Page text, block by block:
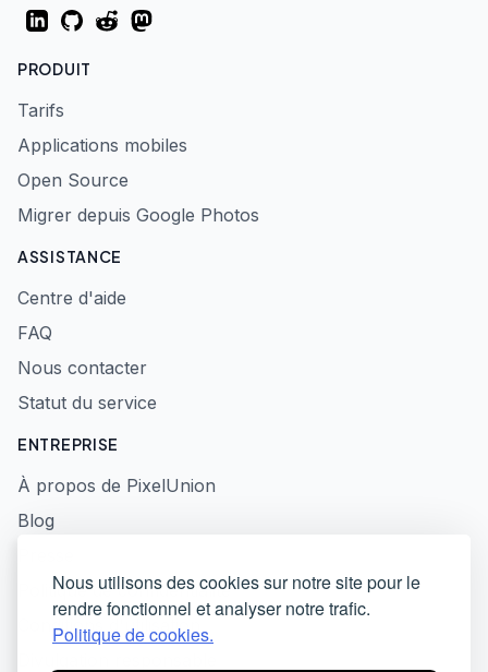
Nous utilisons des cookies sur notre site pour le
rendre fonctionnel et analyser notre trafic.
Politique de cookies.
LinkedInGitHubRedditMastodon
PRODUIT
Tarifs
Applications mobiles
Open Source
Migrer depuis Google Photos
ASSISTANCE
Centre d'aide
FAQ
Nous contacter
Statut du service
ENTREPRISE
À propos de PixelUnion
Blog
Politique de confidentialité
Conditions d'utilisation